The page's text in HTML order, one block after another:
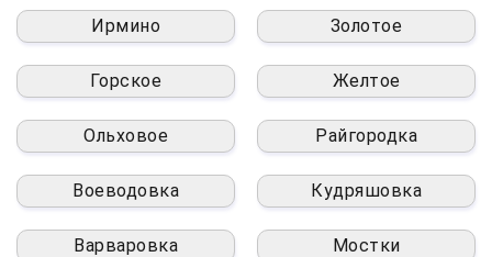
Ирмино Золотое
Горское Желтое
Ольховое Райгородка
Воеводовка Кудряшовка
Варваровка Мостки